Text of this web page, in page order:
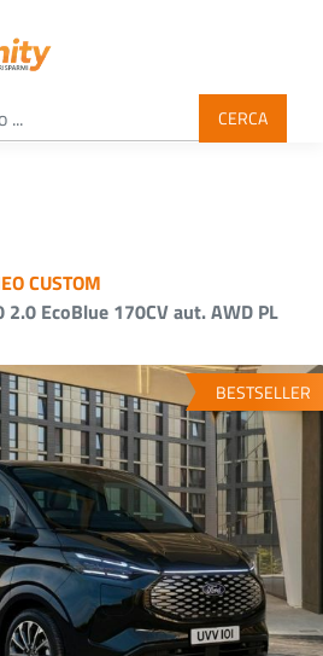
CERCA
CUSTOM
EcoBlue 170CV aut. AWD PL
BESTSELLER